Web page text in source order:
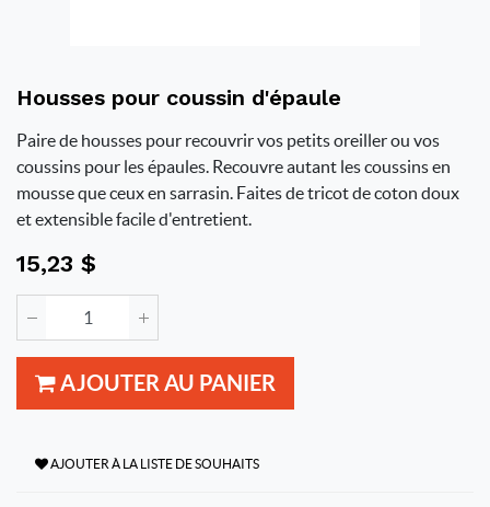
Housses pour coussin d'épaule
Paire de housses pour recouvrir vos petits oreiller ou vos
coussins pour les épaules. Recouvre autant les coussins en
mousse que ceux en sarrasin. Faites de tricot de coton doux
et extensible facile d'entretient.
15,23 $
AJOUTER AU PANIER
AJOUTER À LA LISTE DE SOUHAITS